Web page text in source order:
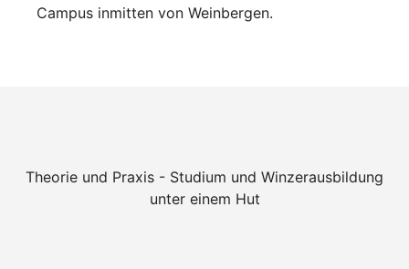
Campus inmitten von Weinbergen.
Theorie und Praxis - Studium und Winzerausbildung
unter einem Hut